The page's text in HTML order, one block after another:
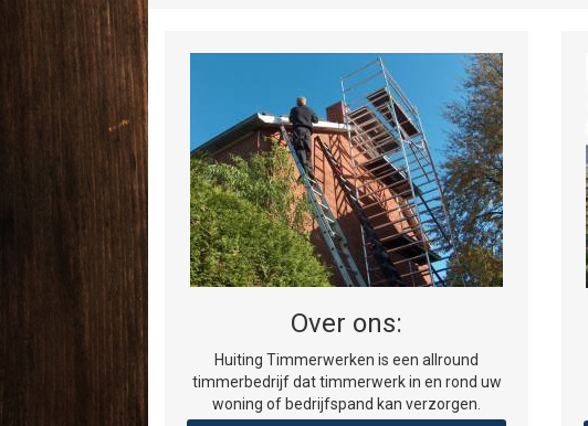
Over ons:
Huiting Timmerwerken is een allround
timmerbedrijf dat timmerwerk in en rond uw
woning of bedrijfspand kan verzorgen.